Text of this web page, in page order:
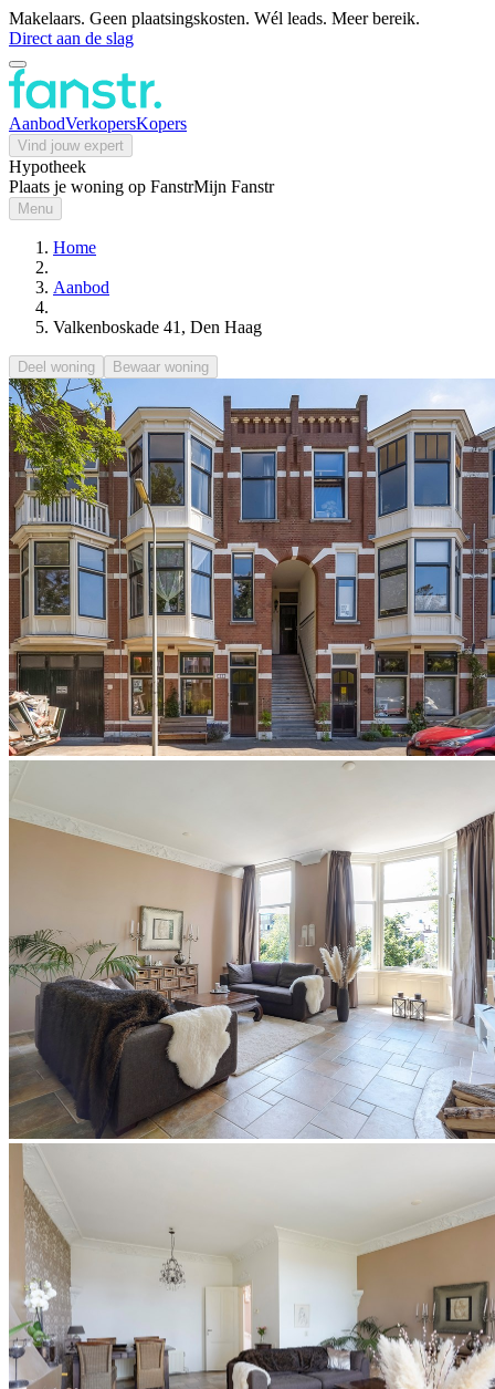
Makelaars. Geen plaatsingskosten. Wél leads. Meer bereik.
Direct aan de slag
AanbodVerkopersKopers
Vind jouw expert
Hypotheek
Plaats je woning op FanstrMijn Fanstr
Menu
Home
Aanbod
Valkenboskade 41, Den Haag
Deel woning Bewaar woning